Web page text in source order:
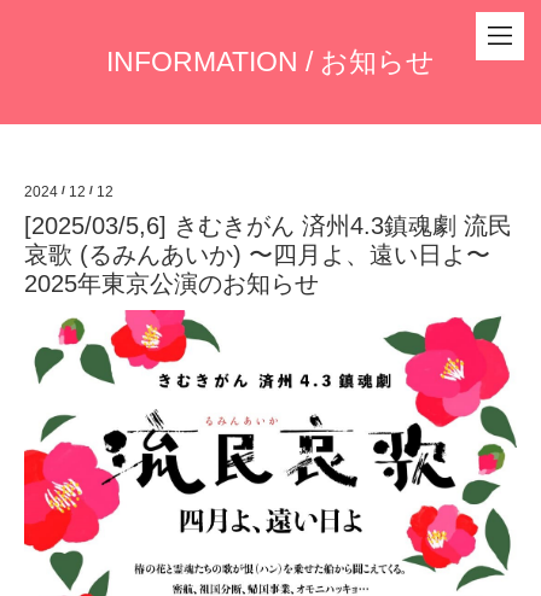
INFORMATION / お知らせ
2024 / 12 / 12
[2025/03/5,6] きむきがん 済州4.3鎮魂劇 流民
哀歌 (るみんあいか) 〜四月よ、遠い日よ〜
2025年東京公演のお知らせ